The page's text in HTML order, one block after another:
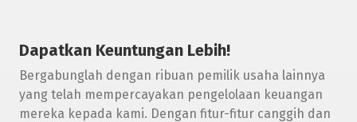
Dapatkan Keuntungan Lebih!
Bergabunglah dengan ribuan pemilik usaha lainnya
yang telah mempercayakan pengelolaan keuangan
mereka kepada kami. Dengan fitur-fitur canggih dan